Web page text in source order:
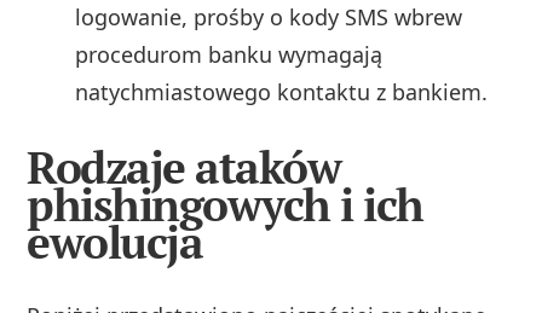
logowanie, prośby o kody SMS wbrew
procedurom banku wymagają
natychmiastowego kontaktu z bankiem.
Rodzaje ataków
phishingowych i ich
ewolucja